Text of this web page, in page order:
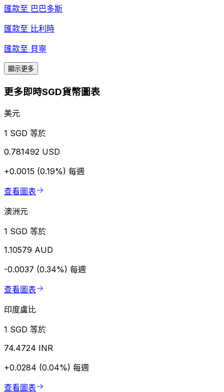
匯款至 巴巴多斯
匯款至 比利時
匯款至 貝寧
顯示更多
更多即時SGD貨幣圖表
美元
1 SGD 等於
0.781492 USD
+0.0015 (0.19%) 每週
查看圖表
澳洲元
1 SGD 等於
1.10579 AUD
-0.0037 (0.34%) 每週
查看圖表
印度盧比
1 SGD 等於
74.4724 INR
+0.0284 (0.04%) 每週
查看圖表